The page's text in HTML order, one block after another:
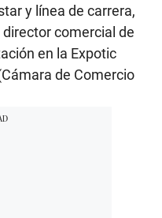
y línea de carrera,
comercial de
en la Expotic
de Comercio